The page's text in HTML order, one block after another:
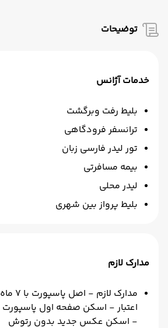
توضیحات
خدمات آژانس
بلیط رفت وبرگشت
ترانسفر فرودگاهی
تور لیدر فارسی زبان
بیمه مسافرتی
لیدر محلی
بلیط پرواز بین شهری
مدارک لازم
مدارک لازم - اصل پاسپورت با 7 ماه
اعتبار - اسکن صفحه اول پاسپورت
- اسکن عکس جدید بدون رتوش